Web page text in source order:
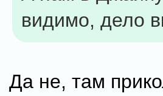
видимо, дело
Да не, там